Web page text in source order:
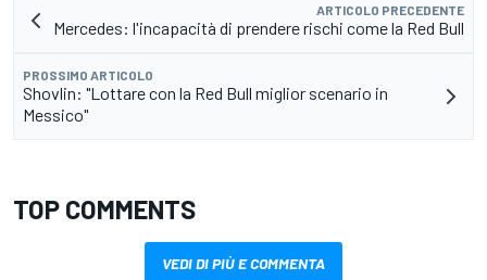
ARTICOLO PRECEDENTE
Mercedes: l'incapacità di prendere rischi come la Red Bull
PROSSIMO ARTICOLO
Shovlin: "Lottare con la Red Bull miglior scenario in
Messico"
TOP COMMENTS
VEDI DI PIÙ E COMMENTA